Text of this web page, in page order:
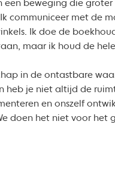
beweging die
communiceer met de
Ik doe de
maar ik houd de
in de ontastbare
heb je niet altijd de
en onszelf
doen het niet voor